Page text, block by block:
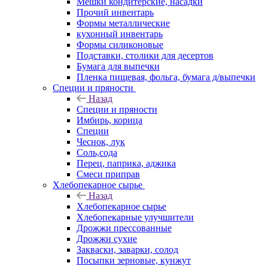
Прочий инвентарь
Формы металлические
кухонный инвентарь
Формы силиконовые
Подставки, столики для десертов
Бумага для выпечки
Пленка пищевая, фольга, бумага д/выпечки
Специи и пряности
Назад
Специи и пряности
Имбирь, корица
Специи
Чеснок, лук
Соль,сода
Перец, паприка, аджика
Смеси приправ
Хлебопекарное сырье
Назад
Хлебопекарное сырье
Хлебопекарные улучшители
Дрожжи прессованные
Дрожжи сухие
Закваски, заварки, солод
Посыпки зерновые, кунжут